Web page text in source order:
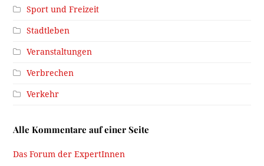
Sport und Freizeit
Stadtleben
Veranstaltungen
Verbrechen
Verkehr
Alle Kommentare auf einer Seite
Das Forum der ExpertInnen